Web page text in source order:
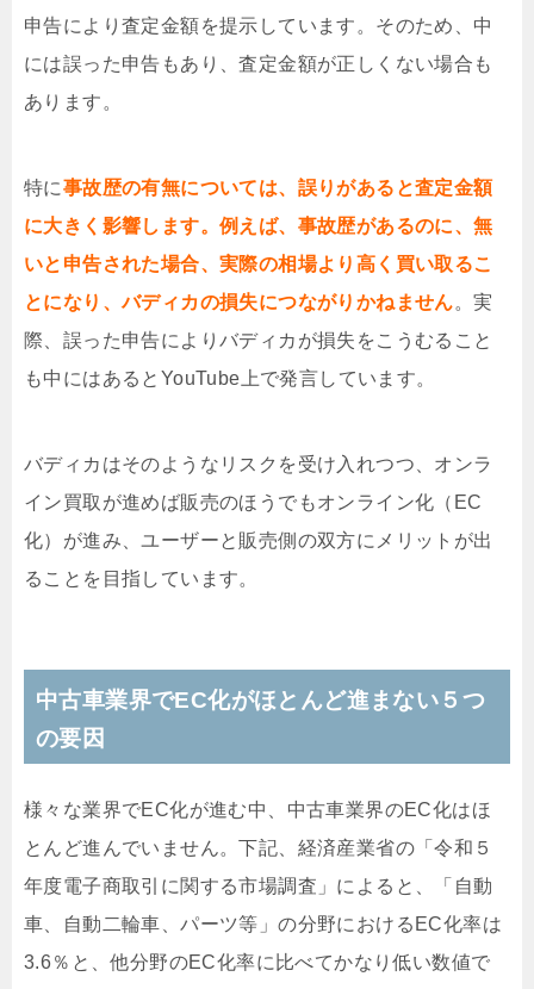
申告により査定金額を提示しています。そのため、中
には誤った申告もあり、査定金額が正しくない場合も
あります。
特に事故歴の有無については、誤りがあると査定金額
に大きく影響します。例えば、事故歴があるのに、無
いと申告された場合、実際の相場より高く買い取るこ
とになり、バディカの損失につながりかねません。実
際、誤った申告によりバディカが損失をこうむること
も中にはあるとYouTube上で発言しています。
バディカはそのようなリスクを受け入れつつ、オンラ
イン買取が進めば販売のほうでもオンライン化（ EC
化）が進み、ユーザーと販売側の双方にメリットが出
ることを目指しています。
中古車業界でEC化がほとんど進まない５つ
の要因
様々な業界でEC化が進む中、中古車業界のEC化はほ
とんど進んでいません。下記、経済産業省の「令和５
年度電子商取引に関する市場調査」によると、「自動
車、自動二輪車、パーツ等」の分野における EC化率は
3.6％と、他分野のEC化率に比べてかなり低い数値で